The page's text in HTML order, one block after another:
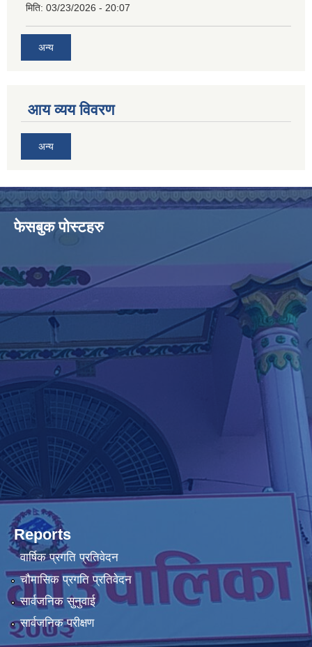
मिति: 03/23/2026 - 20:07
अन्य
आय व्यय विवरण
अन्य
फेसबुक पोस्टहरु
Reports
वार्षिक प्रगति प्रतिवेदन
चौमासिक प्रगति प्रतिवेदन
सार्वजनिक सुनुवाई
सार्वजनिक परीक्षण